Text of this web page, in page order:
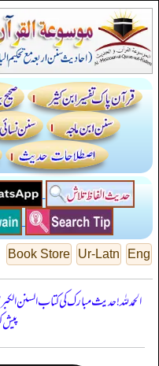
Eng
Ur-Latn
Book Store
الحمدللہ! حدیث مبارک کی کتاب السنن